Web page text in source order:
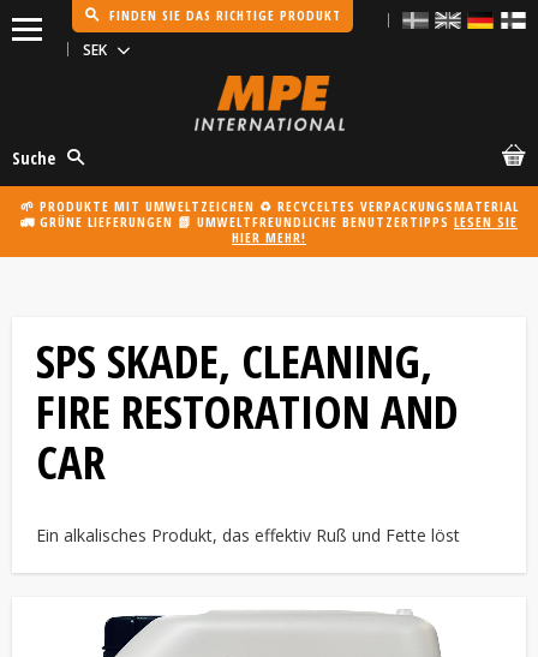
FINDEN SIE DAS RICHTIGE PRODUKT
Suche
🌱 PRODUKTE MIT UMWELTZEICHEN ♻️ RECYCELTES VERPACKUNGSMATERIAL
🚛 GRÜNE LIEFERUNGEN 📗 UMWELTFREUNDLICHE BENUTZERTIPPS LESEN SIE
HIER MEHR!
SPS SKADE, CLEANING,
FIRE RESTORATION AND
CAR
Ein alkalisches Produkt, das effektiv Ruß und Fette löst